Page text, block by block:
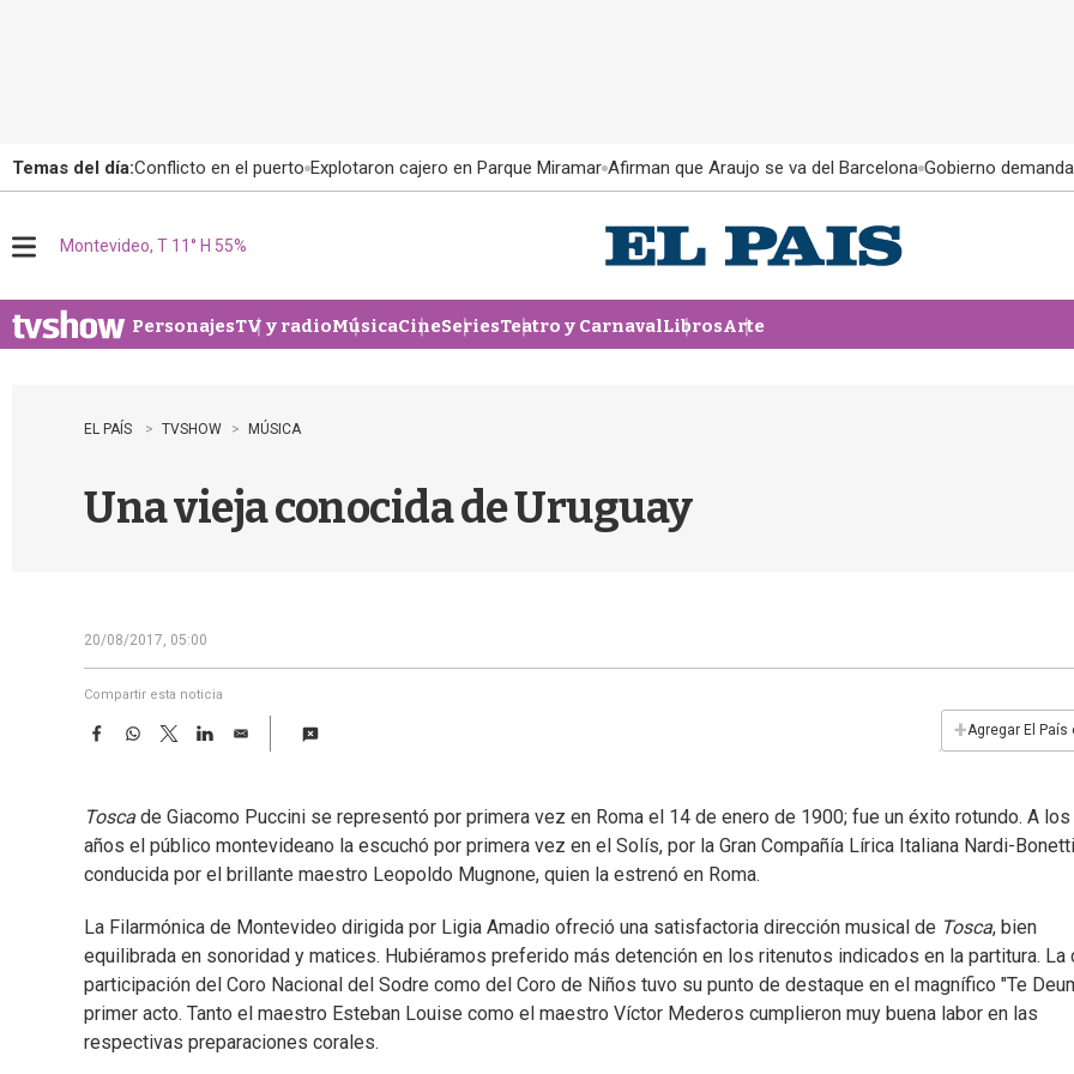
Temas del día:Conflicto en el puerto Explotaron cajero en Parque Miramar Afirman que Araujo se va del Barcelona Gobierno
u
Montevideo, T 11° H 55%
PersonajesTV y radioMúsicaCineSeriesTeatro y CarnavalLibrosArte
EL PAÍS TVSHOW MÚSICA
Una vieja conocida de Uruguay
20/08/2017, 05:00
Compartir esta noticia
F
b
o
o
W
s
A
p
T
w
t
e
r
L
e
d
I
E
l
+Agregar El País
Tosca de Giacomo Puccini se representó por primera vez en Roma el 14 de enero de 1900; fue un éxito rotundo. A
años el público montevideano la escuchó por primera vez en el Solís, por la Gran Compañía Lírica Italiana Nardi-Bonetti
conducida por el brillante maestro Leopoldo Mugnone, quien la estrenó en Roma.
La Filarmónica de Montevideo dirigida por Ligia Amadio ofreció una satisfactoria dirección musical de Tosca, bien
equilibrada en sonoridad y matices. Hubiéramos preferido más detención en los ritenutos indicados en la partitura. La
participación del Coro Nacional del Sodre como del Coro de Niños tuvo su punto de destaque en el magnífico "Te
primer acto. Tanto el maestro Esteban Louise como el maestro Víctor Mederos cumplieron muy buena labor en las
respectivas preparaciones corales.